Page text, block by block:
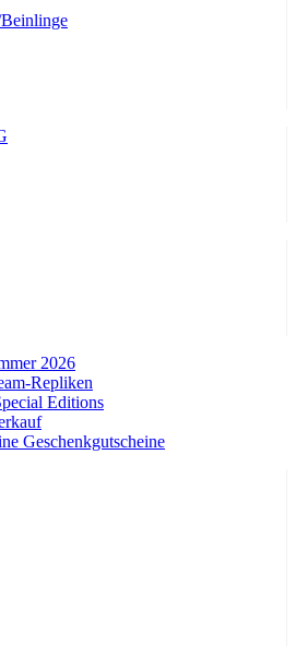
2026
Repliken
Editions
Geschenkgutscheine